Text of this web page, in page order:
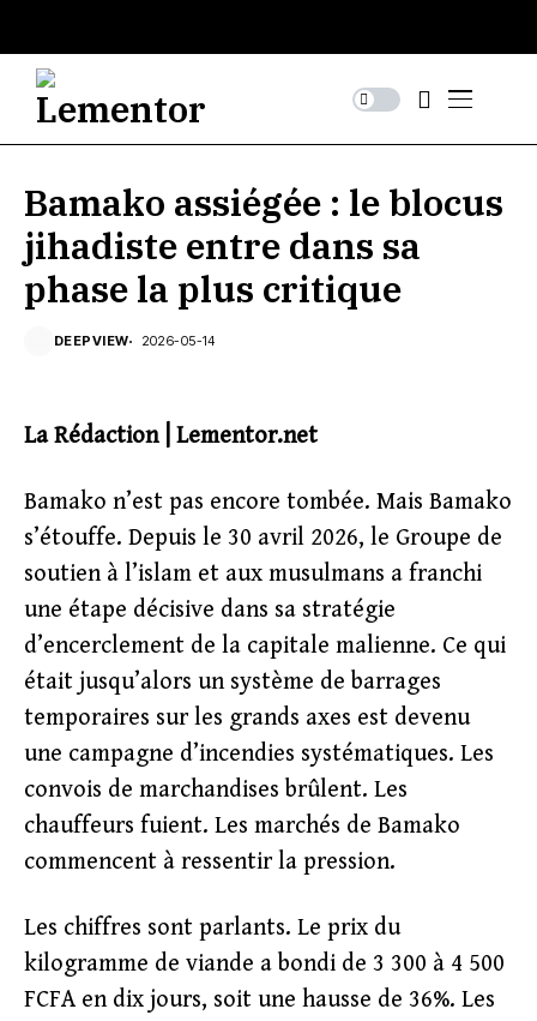
Bamako assiégée : le blocus
jihadiste entre dans sa
phase la plus critique
DEEPVIEW 2026-05-14
La Rédaction | Lementor.net
Bamako n’est pas encore tombée. Mais Bamako
s’étouffe. Depuis le 30 avril 2026, le Groupe de
soutien à l’islam et aux musulmans a franchi
une étape décisive dans sa stratégie
d’encerclement de la capitale malienne. Ce qui
était jusqu’alors un système de barrages
temporaires sur les grands axes est devenu
une campagne d’incendies systématiques. Les
convois de marchandises brûlent. Les
chauffeurs fuient. Les marchés de Bamako
commencent à ressentir la pression.
Les chiffres sont parlants. Le prix du
kilogramme de viande a bondi de 3 300 à 4 500
FCFA en dix jours, soit une hausse de 36%. Les